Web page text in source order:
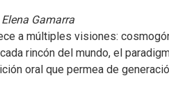
Elena Gamarra
a múltiples visiones:
rincón del mundo, el
oral que permea de